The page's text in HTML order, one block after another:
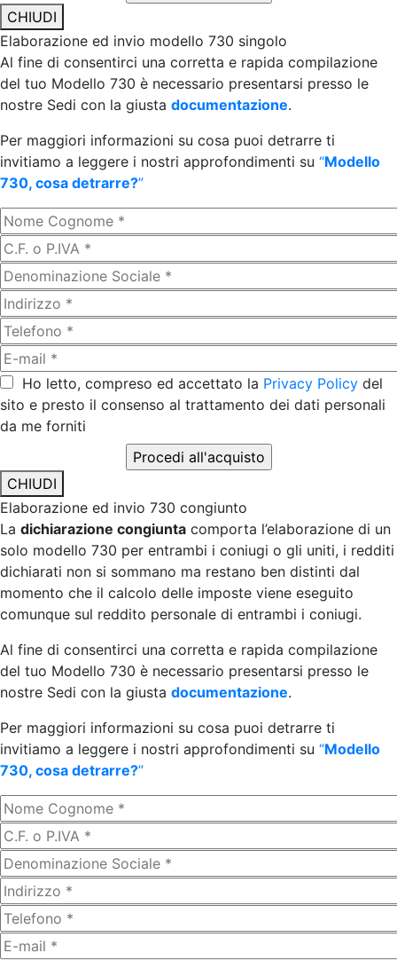
CHIUDI
Elaborazione ed invio modello 730 singolo
Al fine di consentirci una corretta e rapida compilazione
del tuo Modello 730 è necessario presentarsi presso le
nostre Sedi con la giusta documentazione.
Per maggiori informazioni su cosa puoi detrarre ti
invitiamo a leggere i nostri approfondimenti su “Modello
730, cosa detrarre?”
Ho letto, compreso ed accettato la Privacy Policy del
sito e presto il consenso al trattamento dei dati personali
da me forniti
CHIUDI
Elaborazione ed invio 730 congiunto
La dichiarazione congiunta comporta l’elaborazione di un
solo modello 730 per entrambi i coniugi o gli uniti, i redditi
dichiarati non si sommano ma restano ben distinti dal
momento che il calcolo delle imposte viene eseguito
comunque sul reddito personale di entrambi i coniugi.
Al fine di consentirci una corretta e rapida compilazione
del tuo Modello 730 è necessario presentarsi presso le
nostre Sedi con la giusta documentazione.
Per maggiori informazioni su cosa puoi detrarre ti
invitiamo a leggere i nostri approfondimenti su “Modello
730, cosa detrarre?”